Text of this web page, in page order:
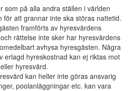
som på alla andra ställen i världen
för att grannar inte ska störas nattetid.
framförts av hyresvärdens
rättelse inte sker har hyresvärdens
avhysa hyresgästen. Några
erlagd hyreskostnad kan ej riktas mot
hyresvärd.
kan heller inte göras ansvarig
poolanläggningar etc. kan vara